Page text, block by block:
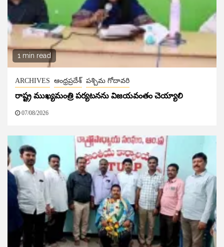
1 min read
ARCHIVES ఆంధ్రప్రదేశ్ పశ్చిమ గోదావరి
రాష్ట్ర ముఖ్యమంత్రి పర్యటనను విజయవంతం చెయ్యాలి
07/08/2026